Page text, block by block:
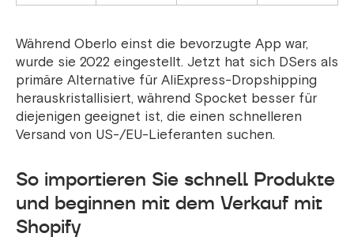
Während Oberlo einst die bevorzugte App war,
wurde sie 2022 eingestellt. Jetzt hat sich DSers als
primäre Alternative für AliExpress-Dropshipping
herauskristallisiert, während Spocket besser für
diejenigen geeignet ist, die einen schnelleren
Versand von US-/EU-Lieferanten suchen.
So importieren Sie schnell Produkte
und beginnen mit dem Verkauf mit
Shopify